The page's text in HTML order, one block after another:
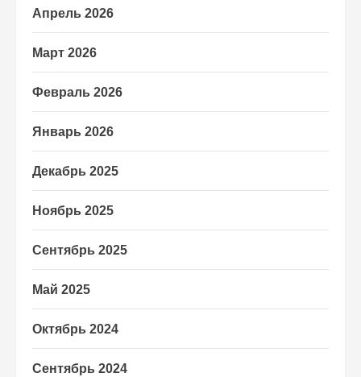
Апрель 2026
Март 2026
Февраль 2026
Январь 2026
Декабрь 2025
Ноябрь 2025
Сентябрь 2025
Май 2025
Октябрь 2024
Сентябрь 2024